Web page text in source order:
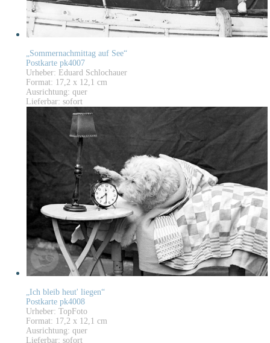
„Sommernachmittag auf See“
Postkarte pk4007
Urheber: Eduard Schlochauer
Format: 17,2 x 12,1 cm
Ausrichtung: quer
Lieferbar: sofort
„Ich bleib heut' liegen“
Postkarte pk4008
Urheber: TopFoto
Format: 17,2 x 12,1 cm
Ausrichtung: quer
Lieferbar: sofort